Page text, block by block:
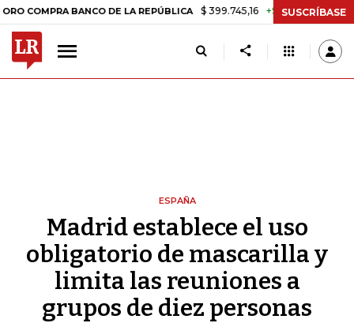
BANCO DE LA REPÚBLICA $ 399.745,16 +$ 2.295,71 +0,58%
SUSCRÍBASE
ESPAÑA
Madrid establece el uso
obligatorio de mascarilla y
limita las reuniones a
grupos de diez personas